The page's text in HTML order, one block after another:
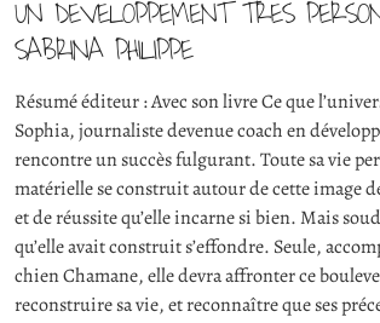
UN DÉVELOPPEMENT TRÈS
SABRINA PHILIPPE
Résumé éditeur : Avec son livre Ce que
Sophia, journaliste devenue coach en
rencontre un succès fulgurant. Toute sa vie
matérielle se construit autour de cette image
et de réussite qu’elle incarne si bien. Mais
qu’elle avait construit s’effondre. Seule,
chien Chamane, elle devra affronter ce
reconstruire sa vie, et reconnaître que ses